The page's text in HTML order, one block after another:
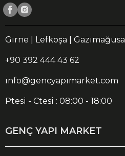
Girne | Lefkoşa | Gazimağusa
+90 392 444 43 62
info@gencyapimarket.com
Ptesi - Ctesi : 08:00 - 18:00
GENÇ YAPI MARKET